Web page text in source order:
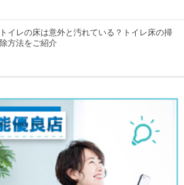
トイレの床は意外と汚れている？トイレ床の掃
除方法をご紹介